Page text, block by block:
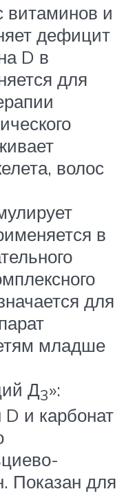
витаминов и
дефицит
D в
для
волос
в
для
младше
Д3»:
и карбонат
Показан для